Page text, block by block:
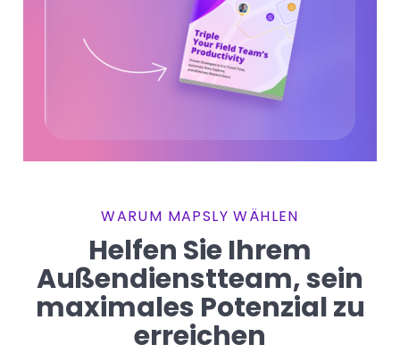
WARUM MAPSLY WÄHLEN
Helfen Sie Ihrem
Außendienstteam, sein
maximales Potenzial zu
erreichen